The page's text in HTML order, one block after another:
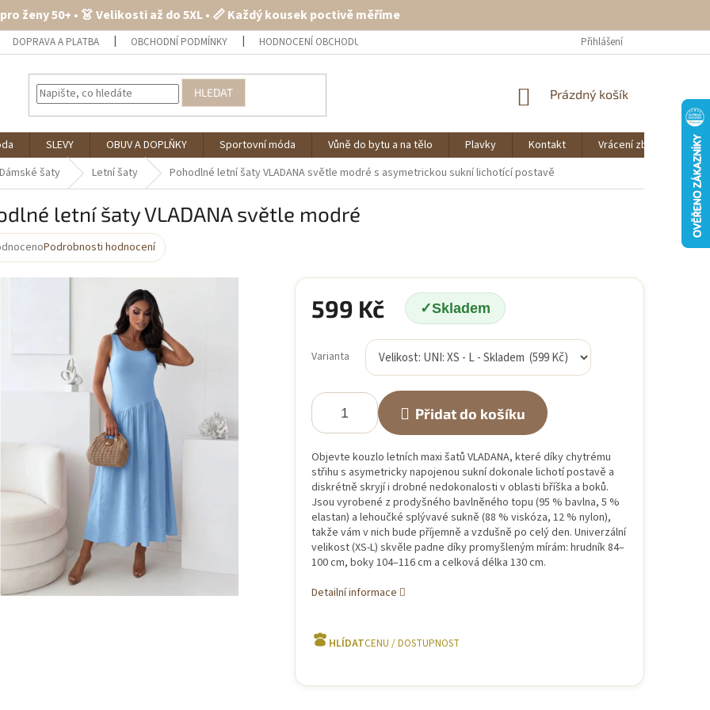
ženy 50+ • 👗 Velikosti až do 5XL • 📏 Každý kousek poctivě měříme
DOPRAVA A PLATBA OBCHODNÍ PODMÍNKY HODNOCENÍ OBCHODU Přihlášení
HLEDAT
NÁKUPNÍ
Prázdný košík
SLEVY OBUV A DOPLŇKY Sportovní móda Vůně do bytu a na tělo Plavky Kontakt Vrácení zboží
O
Dámské šaty Letní šaty Pohodlné letní šaty VLADANA světle modré s asymetrickou sukní lichotící postavě
letní šaty VLADANA světle modré
Podrobnosti hodnocení
599 Kč Skladem
cena:
Varianta
Přidat do košíku
Objevte kouzlo letních maxi šatů VLADANA, které díky chytrému
střihu s asymetricky napojenou sukní dokonale lichotí postavě a
diskrétně skryjí i drobné nedokonalosti v oblasti bříška a boků.
Jsou vyrobené z prodyšného bavlněného topu (95 % bavlna, 5 %
elastan) a lehoučké splývavé sukně (88 % viskóza, 12 % nylon),
takže vám v nich bude příjemně a vzdušně po celý den. Univerzální
velikost (XS-L) skvěle padne díky promyšleným mírám: hrudník 84–
100 cm, boky 104–116 cm a celková délka 130 cm.
Detailní informace
HLÍDAT